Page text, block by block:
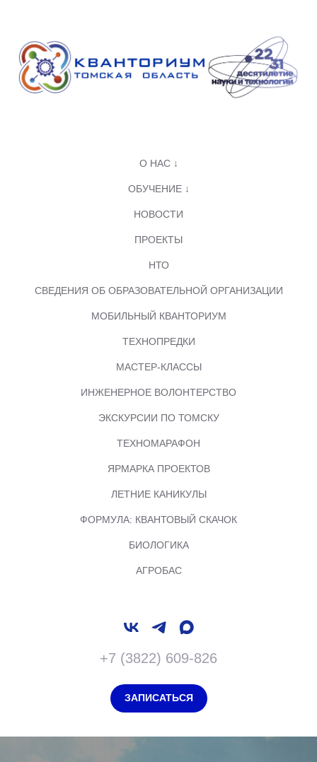
О НАС ↓
ОБУЧЕНИЕ ↓
НОВОСТИ
ПРОЕКТЫ
НТО
СВЕДЕНИЯ ОБ ОБРАЗОВАТЕЛЬНОЙ ОРГАНИЗАЦИИ
МОБИЛЬНЫЙ КВАНТОРИУМ
ТЕХНОПРЕДКИ
МАСТЕР-КЛАССЫ
ИНЖЕНЕРНОЕ ВОЛОНТЕРСТВО
ЭКСКУРСИИ ПО ТОМСКУ
ТЕХНОМАРАФОН
ЯРМАРКА ПРОЕКТОВ
ЛЕТНИЕ КАНИКУЛЫ
ФОРМУЛА: КВАНТОВЫЙ СКАЧОК
БИОЛОГИКА
АГРОБАС
+7 (3822) 609-826
ЗАПИСАТЬСЯ